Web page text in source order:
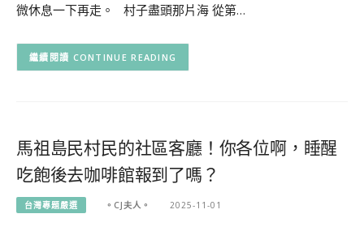
微休息一下再走。 村子盡頭那片海 從第…
CONTINUE READING
馬祖島民村民的社區客廳！你各位啊，睡醒
吃飽後去咖啡館報到了嗎？
台灣專題嚴選 。CJ夫人。 2025-11-01